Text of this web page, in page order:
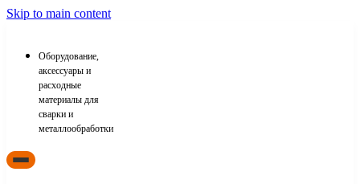
Skip to main content
Оборудование,
аксессуары и
расходные
материалы для
сварки и
металлообработки